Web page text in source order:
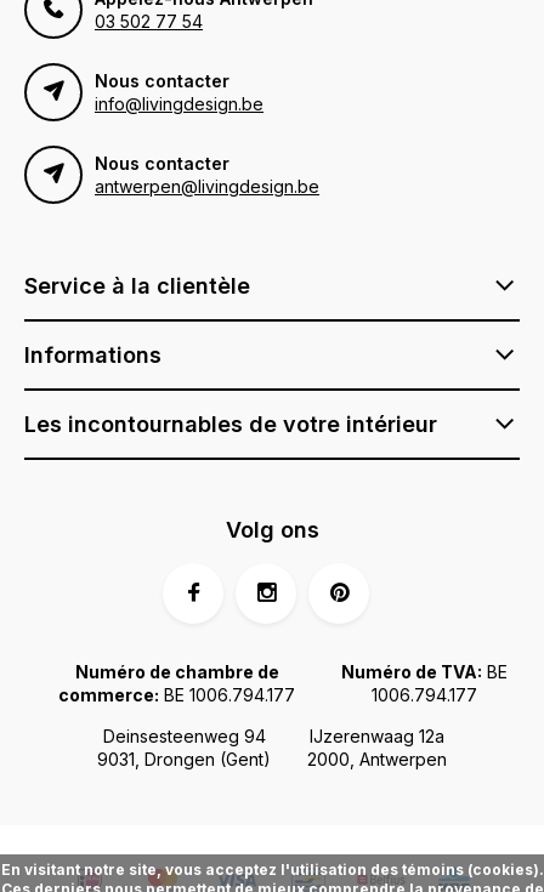
03 502 77 54
Nous contacter
info@livingdesign.be
Nous contacter
antwerpen@livingdesign.be
Service à la clientèle
Informations
Les incontournables de votre intérieur
Deinsesteenweg 94
9031, Drongen (Gent)
IJzerenwaag 12a
2000, Antwerpen
Numéro de chambre de
commerce: BE 1006.794.177
Numéro de TVA: BE
1006.794.177
Volg ons
En visitant notre site, vous acceptez l'utilisation des témoins (cookies).